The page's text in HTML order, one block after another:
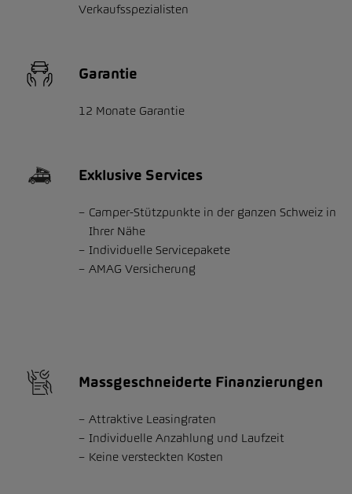
Verkaufsspezialisten
Garantie
12 Monate Garantie
Exklusive Services
Camper-Stützpunkte in der ganzen Schweiz in
Ihrer Nähe
Individuelle Servicepakete
AMAG Versicherung
Massgeschneiderte Finanzierungen
Attraktive Leasingraten
Individuelle Anzahlung und Laufzeit
Keine versteckten Kosten